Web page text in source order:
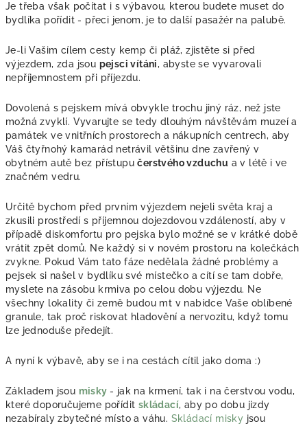
Je třeba však počítat i s výbavou, kterou budete muset do
bydlíka pořídit - přeci jenom, je to další pasažér na palubě.
Je-li Vašim cílem cesty kemp či pláž, zjistěte si před
výjezdem, zda jsou pejsci vítáni, abyste se vyvarovali
nepříjemnostem při příjezdu.
Dovolená s pejskem mívá obvykle trochu jiný ráz, než jste
možná zvyklí. Vyvarujte se tedy dlouhým návštěvám muzeí a
památek ve vnitřních prostorech a nákupních centrech, aby
Váš čtyřnohý kamarád netrávil většinu dne zavřený v
obytném autě bez přístupu čerstvého vzduchu a v létě i ve
značném vedru.
Určitě bychom před prvním výjezdem nejeli světa kraj a
zkusili prostředí s příjemnou dojezdovou vzdáleností, aby v
případě diskomfortu pro pejska bylo možné se v krátké době
vrátit zpět domů. Ne každý si v novém prostoru na kolečkách
zvykne. Pokud Vám tato fáze nedělala žádné problémy a
pejsek si našel v bydlíku své místečko a cítí se tam dobře,
myslete na zásobu krmiva po celou dobu výjezdu. Ne
všechny lokality či země budou mt v nabídce Vaše oblíbené
granule, tak proč riskovat hladovění a nervozitu, když tomu
lze jednoduše předejít.
A nyní k výbavě, aby se i na cestách cítil jako doma :)
Základem jsou misky - jak na krmení, tak i na čerstvou vodu,
které doporučujeme pořídit skládací, aby po dobu jizdy
nezabíraly zbytečné místo a váhu. Skládací misky jsou